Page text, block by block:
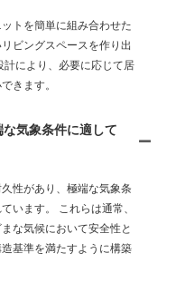
トを簡単に組み合わせた
ビングスペースを作り出
により、必要に応じて居
きます。
気象条件に適して
性があり、極端な気象条
います。 これらは通常、
な気候において安全性と
基準を満たすように構築